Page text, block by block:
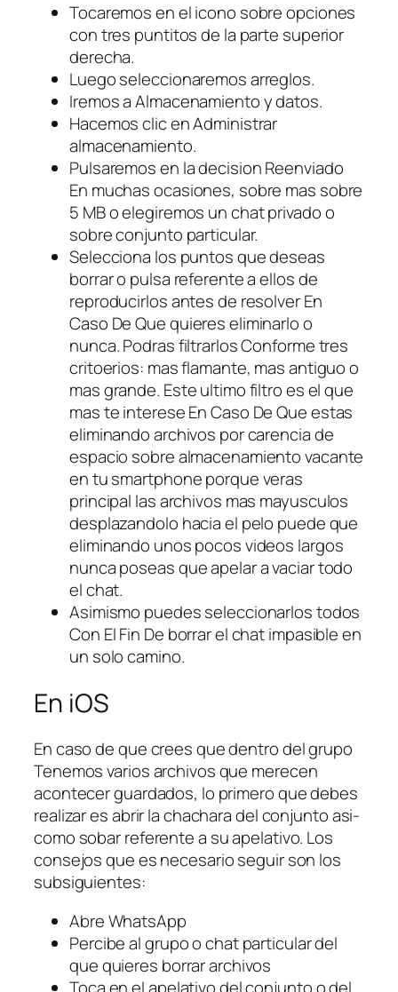
Tocaremos en el icono sobre opciones
con tres puntitos de la parte superior
derecha.
Luego seleccionaremos arreglos.
Iremos a Almacenamiento y datos.
Hacemos clic en Administrar
almacenamiento.
Pulsaremos en la decision Reenviado
En muchas ocasiones, sobre mas sobre
5 MB o elegiremos un chat privado o
sobre conjunto particular.
Selecciona los puntos que deseas
borrar o pulsa referente a ellos de
reproducirlos antes de resolver En
Caso De Que quieres eliminarlo o
nunca. Podras filtrarlos Conforme tres
critoerios: mas flamante, mas antiguo o
mas grande. Este ultimo filtro es el que
mas te interese En Caso De Que estas
eliminando archivos por carencia de
espacio sobre almacenamiento vacante
en tu smartphone porque veras
principal las archivos mas mayusculos
desplazandolo hacia el pelo puede que
eliminando unos pocos videos largos
nunca poseas que apelar a vaciar todo
el chat.
Asimismo puedes seleccionarlos todos
Con El Fin De borrar el chat impasible en
un solo camino.
En iOS
En caso de que crees que dentro del grupo
Tenemos varios archivos que merecen
acontecer guardados, lo primero que debes
realizar es abrir la chachara del conjunto asi­
como sobar referente a su apelativo. Los
consejos que es necesario seguir son los
subsiguientes:
Abre WhatsApp
Percibe al grupo o chat particular del
que quieres borrar archivos